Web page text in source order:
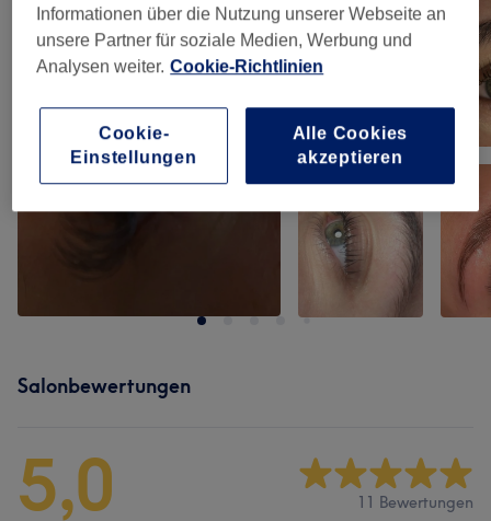
Salonbewertungen
5,0 11 Bewertungen
Informationen über die Nutzung unserer Webseite an
unsere Partner für soziale Medien, Werbung und
Analysen weiter. Cookie-Richtlinien
Cookie-
Einstellungen
Alle Cookies
akzeptieren